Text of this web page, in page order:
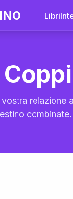
Libri
relazione
combinate.